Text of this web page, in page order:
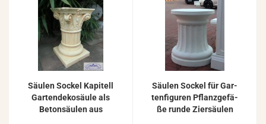
Säu­len So­ckel Ka­pi­tell
Gar­ten­de­ko­säu­le als
Be­ton­säu­len aus
Säu­len So­ckel für Gar­
ten­fi­gu­ren Pflanz­ge­fä­
ße runde Zier­säu­len